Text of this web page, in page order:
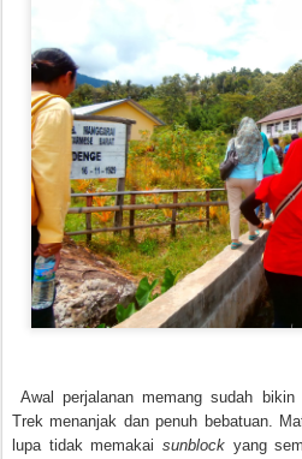
Awal perjalanan memang sudah
Trek menanjak dan penuh bebatuan.
lupa tidak memakai sunblock yang